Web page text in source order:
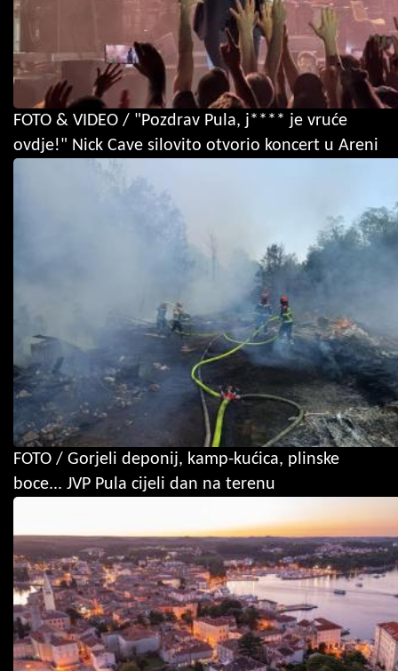
FOTO & VIDEO / "Pozdrav Pula, j**** je vruće
ovdje!" Nick Cave silovito otvorio koncert u Areni
FOTO / Gorjeli deponij, kamp-kućica, plinske
boce... JVP Pula cijeli dan na terenu